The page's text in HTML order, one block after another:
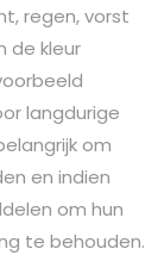
regen, vorst
de kleur
langdurige
om
en indien
om hun
te behouden.